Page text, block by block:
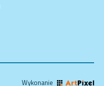
Wykonanie